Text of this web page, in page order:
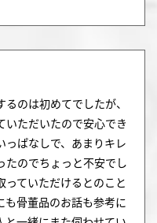
のは初めてでしたが、
いただいたので安心でき
っぱなしで、あまりキレ
たのでちょっと不安でし
っていただけるとのこと
も骨董品のお話も参考に